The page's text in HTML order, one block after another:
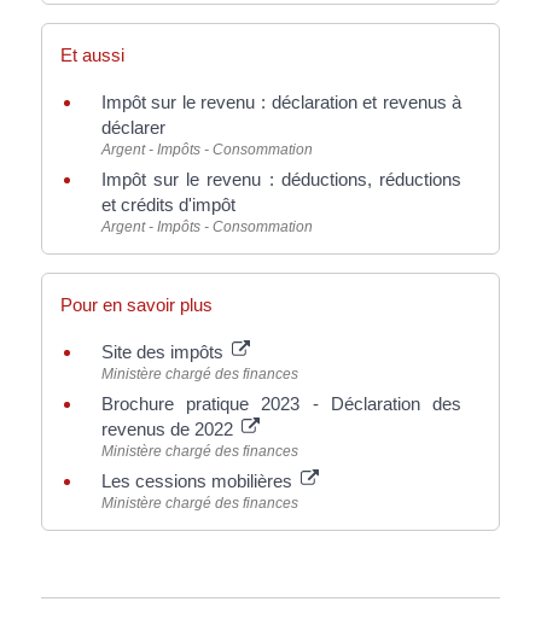
Et aussi
Impôt sur le revenu : déclaration et revenus à
déclarer
Argent - Impôts - Consommation
Impôt sur le revenu : déductions, réductions
et crédits d'impôt
Argent - Impôts - Consommation
Pour en savoir plus
Site des impôts
Ministère chargé des finances
Brochure pratique 2023 - Déclaration des
revenus de 2022
Ministère chargé des finances
Les cessions mobilières
Ministère chargé des finances